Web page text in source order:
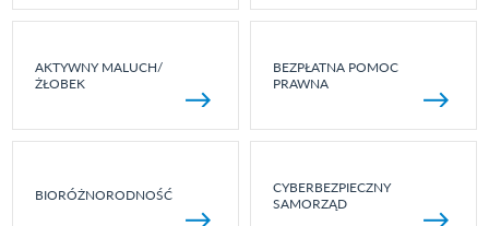
AKTYWNY MALUCH/
ŻŁOBEK
BEZPŁATNA POMOC
PRAWNA
BIORÓŻNORODNOŚĆ
CYBERBEZPIECZNY
SAMORZĄD